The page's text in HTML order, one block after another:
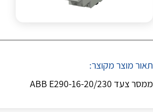
תאור מוצר מקוצר:
ממסר צעד ABB E290-16-20/230